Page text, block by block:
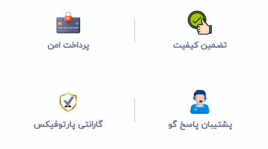
تضمین کیفیت پرداخت امن
پشتیبان پاسخ گو گارانتی پارتوفیکس